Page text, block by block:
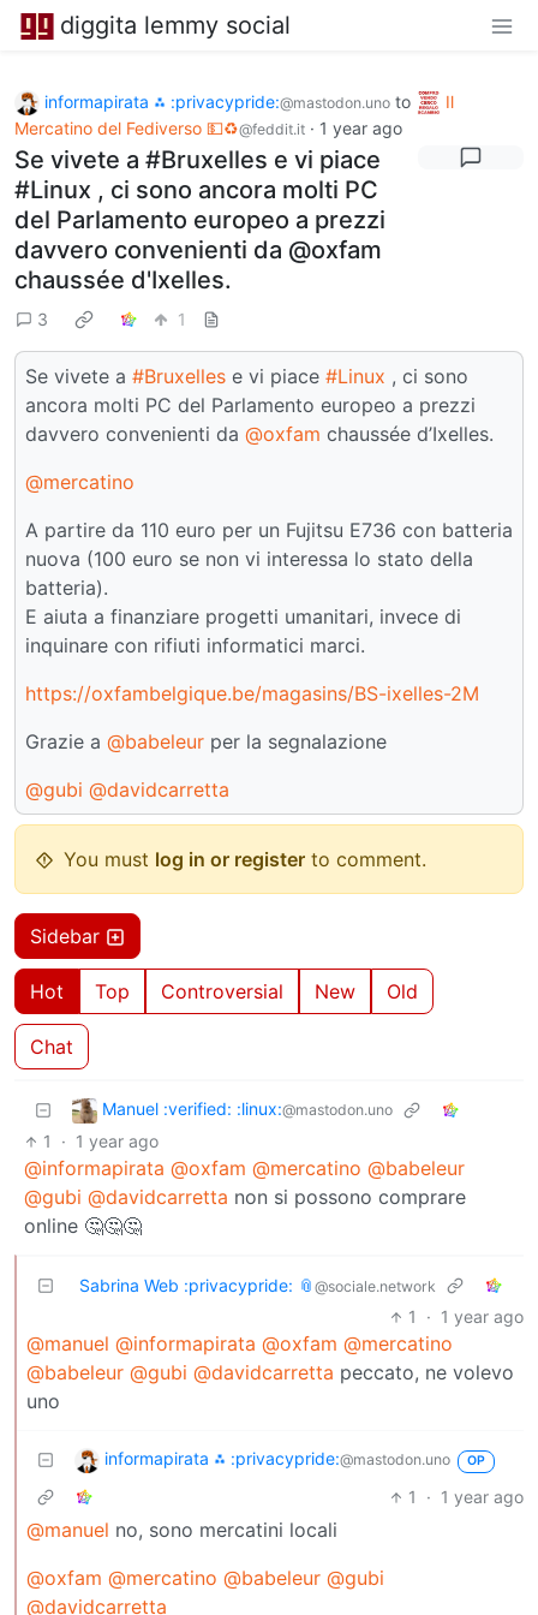
diggita lemmy social
informapirata ⁂ :privacypride:@mastodon.uno to
Il
Mercatino del Fediverso 💵♻️@feddit.it · 1 year ago
Se vivete a #Bruxelles e vi piace
#Linux , ci sono ancora molti PC
del Parlamento europeo a prezzi
davvero convenienti da @oxfam
chaussée d'Ixelles.
3 1
Se vivete a #Bruxelles e vi piace #Linux , ci sono
ancora molti PC del Parlamento europeo a prezzi
davvero convenienti da @oxfam chaussée d’Ixelles.
@mercatino
A partire da 110 euro per un Fujitsu E736 con batteria
nuova (100 euro se non vi interessa lo stato della
batteria).
E aiuta a finanziare progetti umanitari, invece di
inquinare con rifiuti informatici marci.
https://oxfambelgique.be/magasins/BS-ixelles-2M
Grazie a @babeleur per la segnalazione
@gubi @davidcarretta
You must log in or register to comment.
Sidebar
Hot Top Controversial New Old
Chat
Manuel :verified: :linux:@mastodon.uno
1 · 1 year ago
@informapirata @oxfam @mercatino @babeleur
@gubi @davidcarretta non si possono comprare
online 🤔🤔🤔
Sabrina Web :privacypride: 📎 @sociale.network
1 · 1 year ago
@manuel @informapirata @oxfam @mercatino
@babeleur @gubi @davidcarretta peccato, ne volevo
uno
informapirata ⁂ :privacypride:@mastodon.uno OP
1 · 1 year ago
@manuel no, sono mercatini locali
@oxfam @mercatino @babeleur @gubi
@davidcarretta